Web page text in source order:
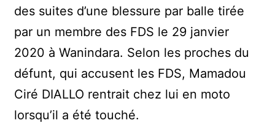
des suites d’une blessure par balle tirée
par un membre des FDS le 29 janvier
2020 à Wanindara. Selon les proches du
défunt, qui accusent les FDS, Mamadou
Ciré DIALLO rentrait chez lui en moto
lorsqu’il a été touché.